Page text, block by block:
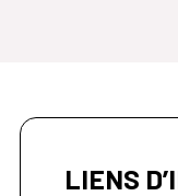
LIENS